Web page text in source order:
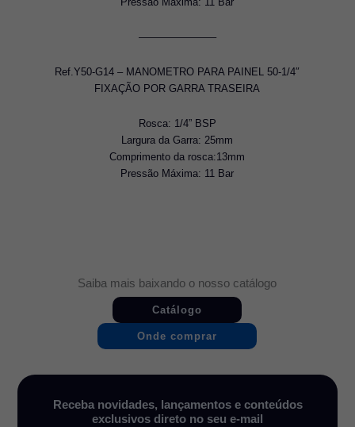
———————–
Ref.Y50-G14 – MANOMETRO PARA PAINEL 50-1/4″
FIXAÇÃO POR GARRA TRASEIRA
Rosca: 1/4” BSP
Largura da Garra: 25mm
Comprimento da rosca:13mm
Pressão Máxima: 11 Bar
Saiba mais baixando o nosso catálogo
Catálogo
Onde comprar
Receba novidades, lançamentos e conteúdos
exclusivos direto no seu e-mail